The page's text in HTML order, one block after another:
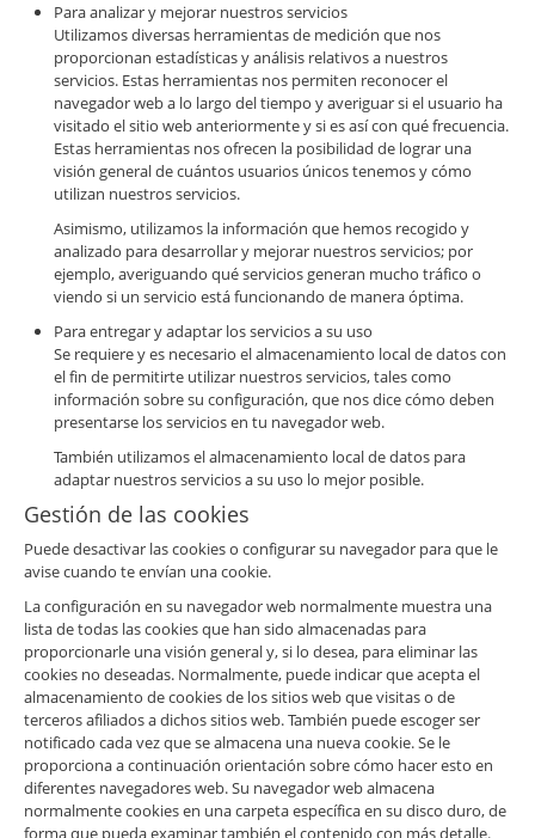
Para analizar y mejorar nuestros servicios
Utilizamos diversas herramientas de medición que nos
proporcionan estadísticas y análisis relativos a nuestros
servicios. Estas herramientas nos permiten reconocer el
navegador web a lo largo del tiempo y averiguar si el usuario ha
visitado el sitio web anteriormente y si es así con qué frecuencia.
Estas herramientas nos ofrecen la posibilidad de lograr una
visión general de cuántos usuarios únicos tenemos y cómo
utilizan nuestros servicios.
Asimismo, utilizamos la información que hemos recogido y
analizado para desarrollar y mejorar nuestros servicios; por
ejemplo, averiguando qué servicios generan mucho tráfico o
viendo si un servicio está funcionando de manera óptima.
Para entregar y adaptar los servicios a su uso
Se requiere y es necesario el almacenamiento local de datos con
el fin de permitirte utilizar nuestros servicios, tales como
información sobre su configuración, que nos dice cómo deben
presentarse los servicios en tu navegador web.
También utilizamos el almacenamiento local de datos para
adaptar nuestros servicios a su uso lo mejor posible.
Gestión de las cookies
Puede desactivar las cookies o configurar su navegador para que le
avise cuando te envían una cookie.
La configuración en su navegador web normalmente muestra una
lista de todas las cookies que han sido almacenadas para
proporcionarle una visión general y, si lo desea, para eliminar las
cookies no deseadas. Normalmente, puede indicar que acepta el
almacenamiento de cookies de los sitios web que visitas o de
terceros afiliados a dichos sitios web. También puede escoger ser
notificado cada vez que se almacena una nueva cookie. Se le
proporciona a continuación orientación sobre cómo hacer esto en
diferentes navegadores web. Su navegador web almacena
normalmente cookies en una carpeta específica en su disco duro, de
forma que pueda examinar también el contenido con más detalle.